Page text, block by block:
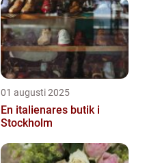
01 augusti 2025
En italienares butik i
Stockholm